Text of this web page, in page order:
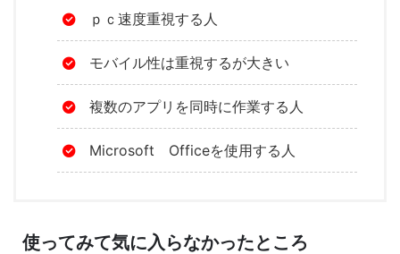
ｐｃ速度重視する人
モバイル性は重視するが大きい
複数のアプリを同時に作業する人
Microsoft Officeを使用する人
使ってみて気に入らなかったところ